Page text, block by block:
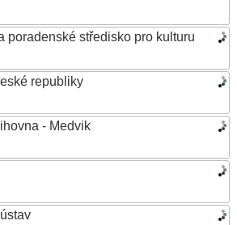
poradenské středisko pro kulturu
republiky
- Medvik